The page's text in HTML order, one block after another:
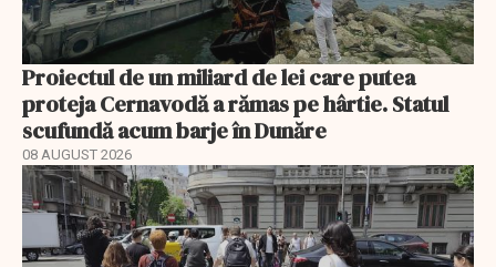
Proiectul de un miliard de lei care putea
proteja Cernavodă a rămas pe hârtie. Statul
scufundă acum barje în Dunăre
08 AUGUST 2026